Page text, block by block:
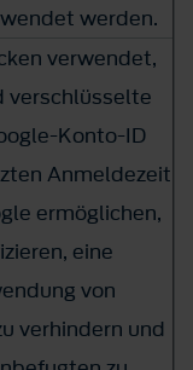
werden.
verwendet,
verschlüsselte
Konto-ID
Anmeldezeit
ermöglichen,
eine
von
verhindern und